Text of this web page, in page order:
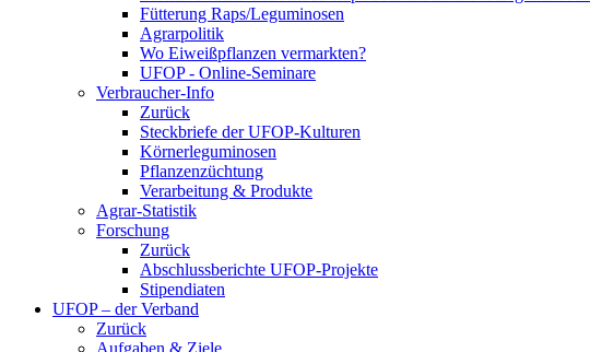
Fütterung Raps/Leguminosen
Agrarpolitik
Wo Eiweißpflanzen vermarkten?
UFOP - Online-Seminare
Verbraucher-Info
Zurück
Steckbriefe der UFOP-Kulturen
Körnerleguminosen
Pflanzenzüchtung
Verarbeitung & Produkte
Agrar-Statistik
Forschung
Zurück
Abschlussberichte UFOP-Projekte
Stipendiaten
UFOP – der Verband
Zurück
Aufgaben & Ziele